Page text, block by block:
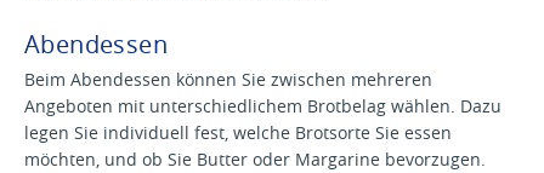
Abendessen
Beim Abendessen können Sie zwischen mehreren
Angeboten mit unterschiedlichem Brotbelag wählen. Dazu
legen Sie individuell fest, welche Brotsorte Sie essen
möchten, und ob Sie Butter oder Margarine bevorzugen.